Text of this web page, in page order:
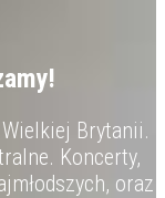
Brytanii.
Koncerty,
oraz